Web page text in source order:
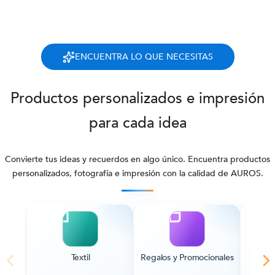
ENCUENTRA LO QUE NECESITAS
Productos personalizados e impresión
para cada idea
Convierte tus ideas y recuerdos en algo único. Encuentra productos
personalizados, fotografía e impresión con la calidad de AUROS.
Textil Regalos y Promocionales